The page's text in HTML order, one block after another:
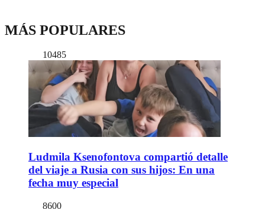
MÁS POPULARES
10485
Ludmila Ksenofontova compartió detalle
del viaje a Rusia con sus hijos: En una
fecha muy especial
8600